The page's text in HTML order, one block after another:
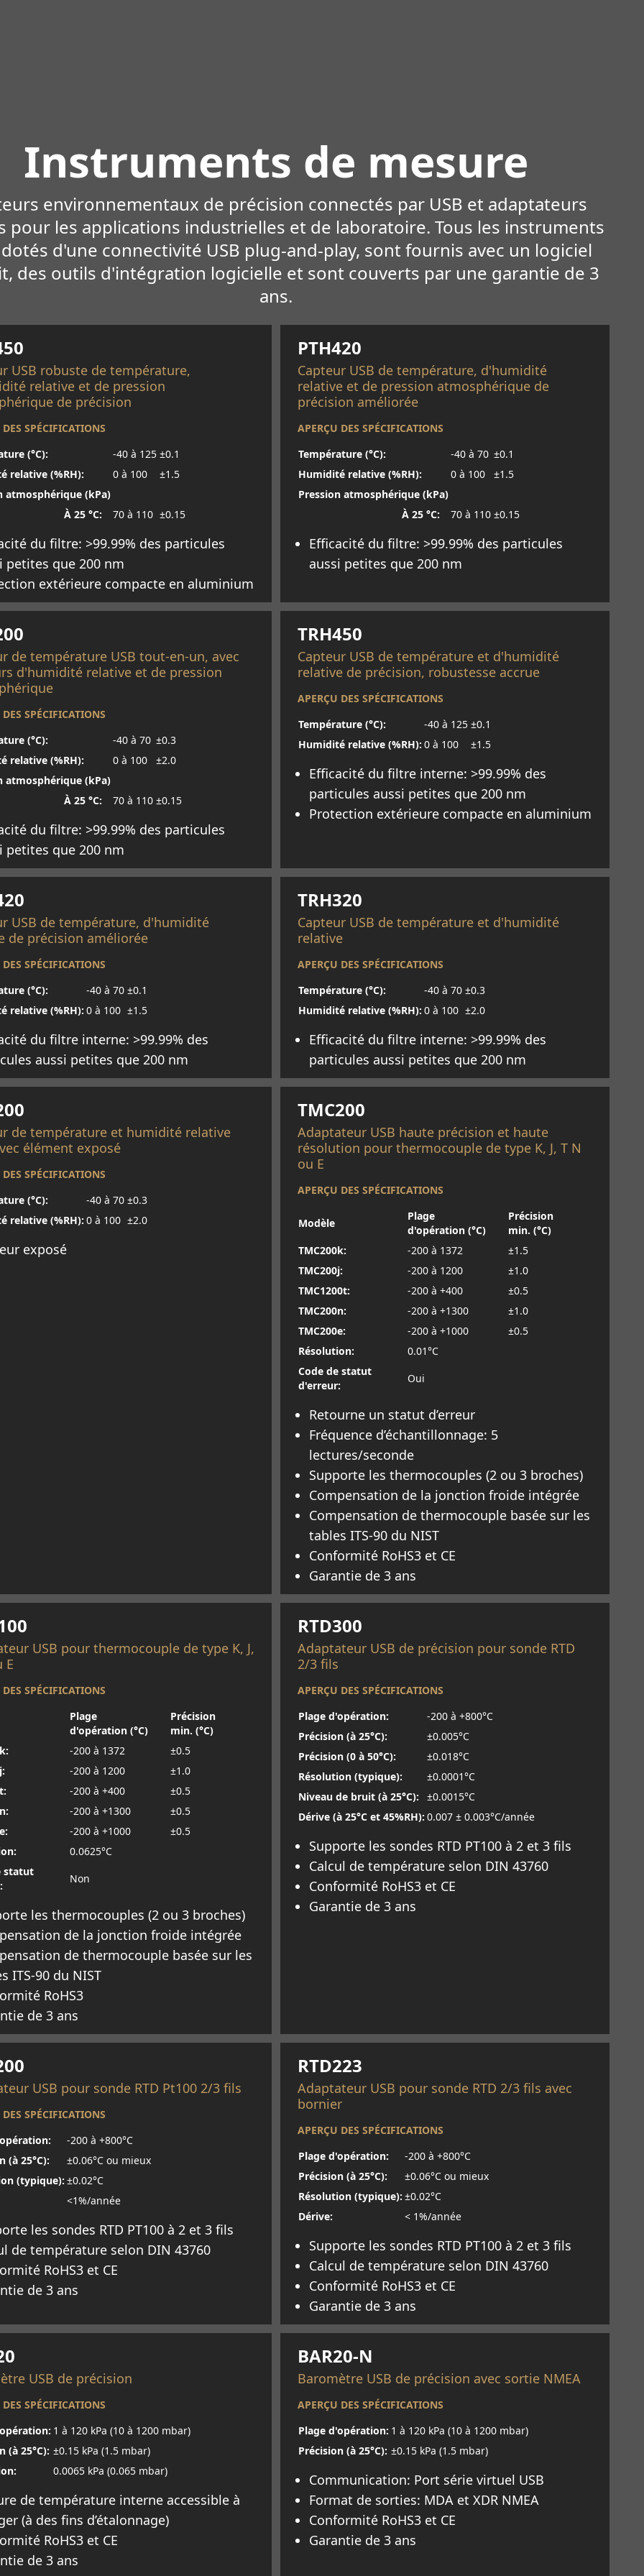
Instruments de mesure
environnementaux de précision connectés par USB et adaptateurs
pour les applications industrielles et de laboratoire. Tous les instruments
d'une connectivité USB plug-and-play, sont fournis avec un logiciel
des outils d'intégration logicielle et sont couverts par une garantie de 3
ans.
USB robuste de température,
relative et de pression
de précision
SPÉCIFICATIONS
(°C):
-40 à 125 ±0.1
relative (%RH):
0 à 100
±1.5
atmosphérique (kPa)
À 25 °C:
70 à 110 ±0.15
du filtre: >99.99% des particules
petites que 200 nm
extérieure compacte en aluminium
PTH420
Capteur USB de température, d'humidité
relative et de pression atmosphérique de
précision améliorée
APERÇU DES SPÉCIFICATIONS
Température (°C):
-40 à 70 ±0.1
Humidité relative (%RH):
0 à 100
±1.5
Pression atmosphérique (kPa)
À 25 °C:
70 à 110 ±0.15
Efficacité du filtre: >99.99% des particules
aussi petites que 200 nm
plus
de température USB tout-en-un, avec
d'humidité relative et de pression
SPÉCIFICATIONS
(°C):
-40 à 70 ±0.3
relative (%RH):
0 à 100
±2.0
atmosphérique (kPa)
À 25 °C:
70 à 110 ±0.15
du filtre: >99.99% des particules
petites que 200 nm
TRH450
Capteur USB de température et d'humidité
relative de précision, robustesse accrue
APERÇU DES SPÉCIFICATIONS
Température (°C):
-40 à 125 ±0.1
Humidité relative (%RH): 0 à 100 ±1.5
Efficacité du filtre interne: >99.99% des
particules aussi petites que 200 nm
Protection extérieure compacte en aluminium
plus
USB de température, d'humidité
de précision améliorée
SPÉCIFICATIONS
(°C):
-40 à 70 ±0.1
relative (%RH): 0 à 100 ±1.5
du filtre interne: >99.99% des
aussi petites que 200 nm
TRH320
Capteur USB de température et d'humidité
relative
APERÇU DES SPÉCIFICATIONS
Température (°C):
-40 à 70 ±0.3
Humidité relative (%RH): 0 à 100 ±2.0
Efficacité du filtre interne: >99.99% des
particules aussi petites que 200 nm
plus
de température et humidité relative
élément exposé
SPÉCIFICATIONS
(°C):
-40 à 70 ±0.3
relative (%RH): 0 à 100 ±2.0
exposé
En savoir plus
TMC200
Adaptateur USB haute précision et haute
résolution pour thermocouple de type K, J, T N
ou E
APERÇU DES SPÉCIFICATIONS
Modèle
Plage
d'opération (°C)
Précision
min. (°C)
TMC200k:
-200 à 1372
±1.5
TMC200j:
-200 à 1200
±1.0
TMC1200t:
-200 à +400
±0.5
TMC200n:
-200 à +1300
±1.0
TMC200e:
-200 à +1000
±0.5
Résolution:
0.01°C
Code de statut
d'erreur:
Oui
Retourne un statut d’erreur
Fréquence d’échantillonnage: 5
lectures/seconde
Supporte les thermocouples (2 ou 3 broches)
Compensation de la jonction froide intégrée
Compensation de thermocouple basée sur les
tables ITS-90 du NIST
Conformité RoHS3 et CE
Garantie de 3 ans
USB pour thermocouple de type K, J,
E
SPÉCIFICATIONS
Plage
d'opération (°C)
Précision
min. (°C)
-200 à 1372
±0.5
-200 à 1200
±1.0
-200 à +400
±0.5
-200 à +1300
±0.5
-200 à +1000
±0.5
0.0625°C
statut
Non
les thermocouples (2 ou 3 broches)
de la jonction froide intégrée
de thermocouple basée sur les
ITS-90 du NIST
RoHS3
de 3 ans
En savoir plus
RTD300
Adaptateur USB de précision pour sonde RTD
2/3 fils
APERÇU DES SPÉCIFICATIONS
Plage d'opération:
-200 à +800°C
Précision (à 25°C):
±0.005°C
Précision (0 à 50°C):
±0.018°C
Résolution (typique):
±0.0001°C
Niveau de bruit (à 25°C):
±0.0015°C
Dérive (à 25°C et 45%RH): 0.007 ± 0.003°C/année
Supporte les sondes RTD PT100 à 2 et 3 fils
Calcul de température selon DIN 43760
Conformité RoHS3 et CE
Garantie de 3 ans
plus
USB pour sonde RTD Pt100 2/3 fils
SPÉCIFICATIONS
-200 à +800°C
(à 25°C):
±0.06°C ou mieux
(typique): ±0.02°C
<1%/année
les sondes RTD PT100 à 2 et 3 fils
de température selon DIN 43760
RoHS3 et CE
de 3 ans
RTD223
Adaptateur USB pour sonde RTD 2/3 fils avec
bornier
APERÇU DES SPÉCIFICATIONS
Plage d'opération:
-200 à +800°C
Précision (à 25°C):
±0.06°C ou mieux
Résolution (typique): ±0.02°C
Dérive:
< 1%/année
Supporte les sondes RTD PT100 à 2 et 3 fils
Calcul de température selon DIN 43760
Conformité RoHS3 et CE
Garantie de 3 ans
USB de précision
SPÉCIFICATIONS
1 à 120 kPa (10 à 1200 mbar)
(à 25°C): ±0.15 kPa (1.5 mbar)
0.0065 kPa (0.065 mbar)
de température interne accessible à
(à des fins d’étalonnage)
RoHS3 et CE
de 3 ans
En savoir plus
BAR20-N
Baromètre USB de précision avec sortie NMEA
APERÇU DES SPÉCIFICATIONS
Plage d'opération: 1 à 120 kPa (10 à 1200 mbar)
Précision (à 25°C): ±0.15 kPa (1.5 mbar)
Communication: Port série virtuel USB
Format de sorties: MDA et XDR NMEA
Conformité RoHS3 et CE
Garantie de 3 ans